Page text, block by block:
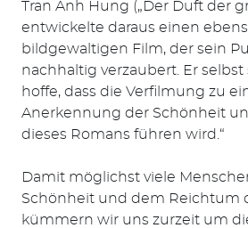
Suchen
nach:
Tran Anh Hung („Der Duft der
entwickelte daraus einen
bildgewaltigen Film, der sein
nachhaltig verzaubert. Er selbst
hoffe, dass die Verfilmung zu
Anerkennung der Schönheit
dieses Romans führen wird.“
Damit möglichst viele
Schönheit und dem Reichtum
kümmern wir uns zurzeit um